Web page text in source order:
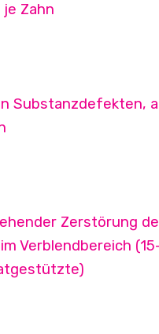
Zahn
Substanzdefekten,
Zerstörung
Verblendbereich